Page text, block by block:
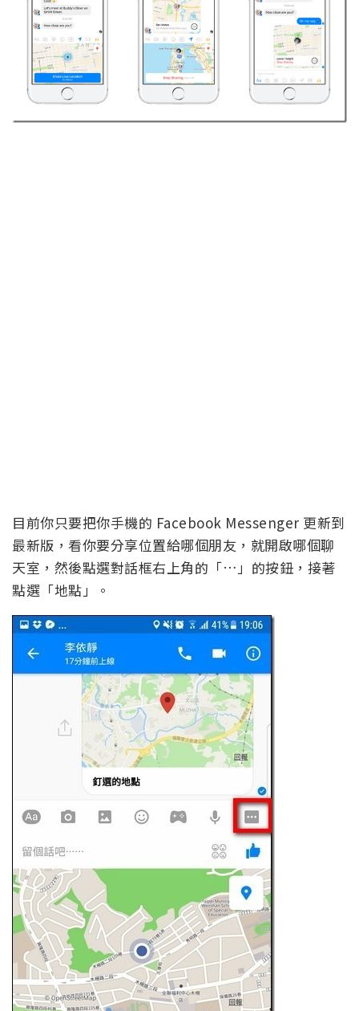
目前你只要把你手機的 Facebook Messenger 更新到
最新版，看你要分享位置給哪個朋友，就開啟哪個聊
天室，然後點選對話框右上角的「…」的按鈕，接著
點選「地點」。